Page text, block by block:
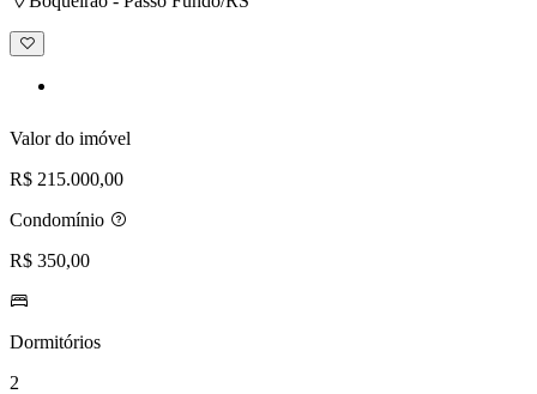
Adicionar
à
Valor do imóvel
R$ 215.000,00
Condomínio
R$ 350,00
Dormitórios
2